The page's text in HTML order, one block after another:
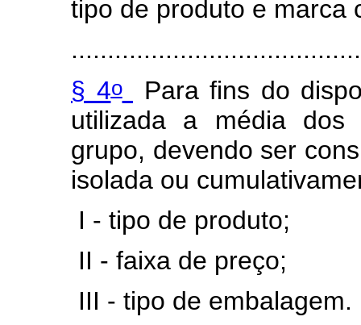
tipo de produto e marca
§ 4o
Para fins do
utilizada a média dos
grupo, devendo ser
isolada ou
I - tipo de produto;
II - faixa de preço;
III - tipo de embalagem.